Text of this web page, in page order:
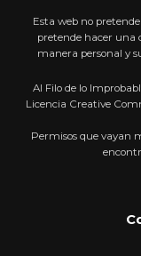
Esta web no
pretende hacer una
manera personal y
Al Filo de lo
Licencia Creative
Permisos que vayan